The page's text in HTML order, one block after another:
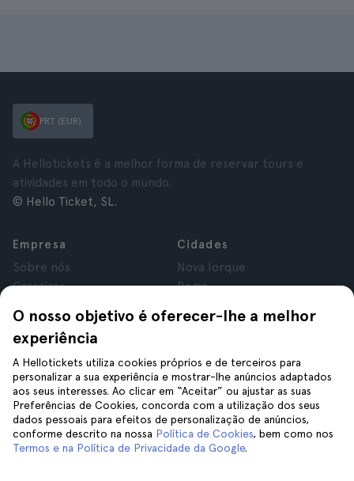
O nosso objetivo é oferecer-lhe a melhor
experiência
A Hellotickets utiliza cookies próprios e de terceiros para
personalizar a sua experiência e mostrar-lhe anúncios adaptados
aos seus interesses. Ao clicar em “Aceitar” ou ajustar as suas
Preferências de Cookies, concorda com a utilização dos seus
dados pessoais para efeitos de personalização de anúncios,
conforme descrito na nossa Política de Cookies, bem como nos
Termos e na Política de Privacidade da Google.
PRT (EUR)
A Hellotickets é a melhor forma de reservar tours e
atividades em todo o mundo.
© Hello Ticket, SL.
Empresa
Sobre nós
Carreiras
Avaliações
Privacidade
Termos e Condições
Aviso Legal
Cookies
Cidades
Nova Iorque
Roma
Londres
Cracóvia
Tenerife
Ajuda
Siga-nos